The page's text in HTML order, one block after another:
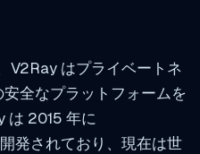
V2Ray はプライベートネ
全なプラットフォームを
は 2015 年に
発されており、現在は世